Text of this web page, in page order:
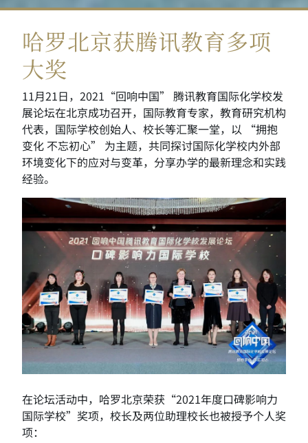
哈罗北京获腾讯教育多项
大奖
11月21日，2021“回响中国” 腾讯教育国际化学校发
展论坛在北京成功召开，国际教育专家，教育研究机构
代表，国际学校创始人、校长等汇聚一堂，以 “拥抱
变化 不忘初心” 为主题，共同探讨国际化学校内外部
环境变化下的应对与变革，分享办学的最新理念和实践
经验。
在论坛活动中，哈罗北京荣获“2021年度口碑影响力
国际学校”奖项，校长及两位助理校长也被授予个人奖
项：